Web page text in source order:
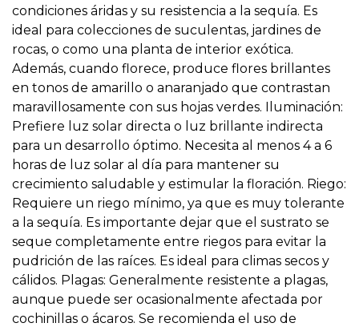
condiciones áridas y su resistencia a la sequía. Es
ideal para colecciones de suculentas, jardines de
rocas, o como una planta de interior exótica.
Además, cuando florece, produce flores brillantes
en tonos de amarillo o anaranjado que contrastan
maravillosamente con sus hojas verdes. Iluminación:
Prefiere luz solar directa o luz brillante indirecta
para un desarrollo óptimo. Necesita al menos 4 a 6
horas de luz solar al día para mantener su
crecimiento saludable y estimular la floración. Riego:
Requiere un riego mínimo, ya que es muy tolerante
a la sequía. Es importante dejar que el sustrato se
seque completamente entre riegos para evitar la
pudrición de las raíces. Es ideal para climas secos y
cálidos. Plagas: Generalmente resistente a plagas,
aunque puede ser ocasionalmente afectada por
cochinillas o ácaros. Se recomienda el uso de